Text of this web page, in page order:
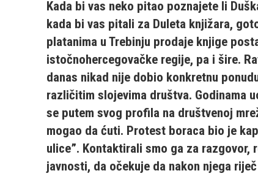
Kada bi vas neko pitao poznajete li
kada bi vas pitali za Duleta knjižara,
platanima u Trebinju prodaje knjige
istočnohercegovačke regije, pa i šire.
danas nikad nije dobio konkretnu
različitim slojevima društva. Godinama
se putem svog profila na društvenoj
mogao da ćuti. Protest boraca bio je
ulice”. Kontaktirali smo ga za razgovor,
javnosti, da očekuje da nakon njega